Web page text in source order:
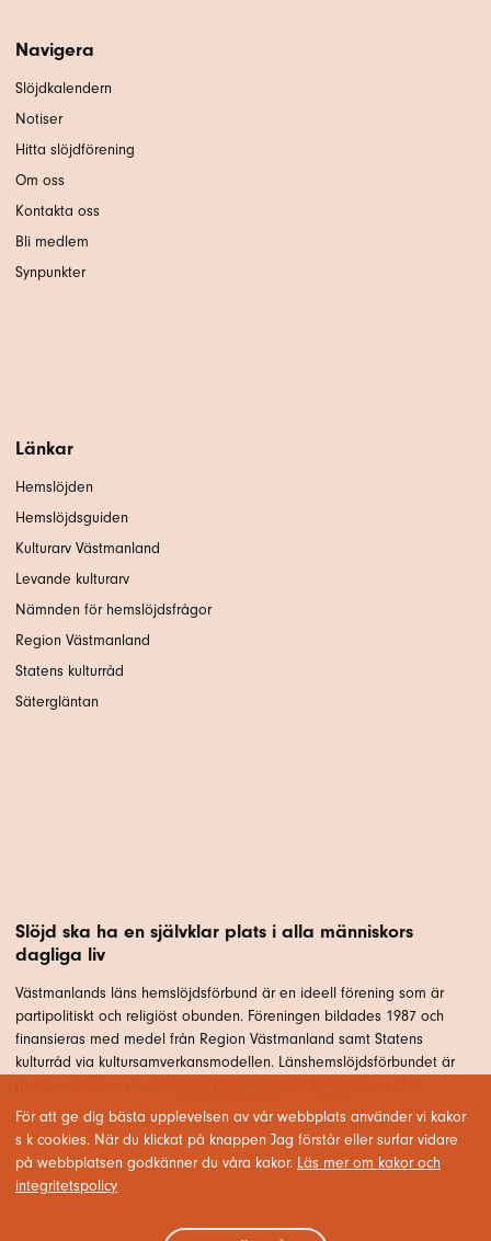
Navigera
Slöjdkalendern
Notiser
Hitta slöjdförening
Om oss
Kontakta oss
Bli medlem
Synpunkter
Länkar
Hemslöjden
Hemslöjdsguiden
Kulturarv Västmanland
Levande kulturarv
Nämnden för hemslöjdsfrågor
Region Västmanland
Statens kulturråd
Sätergläntan
Slöjd ska ha en självklar plats i alla människors
dagliga liv
Västmanlands läns hemslöjdsförbund är en ideell förening som är
partipolitiskt och religiöst obunden. Föreningen bildades 1987 och
finansieras med medel från Region Västmanland samt Statens
kulturråd via kultursamverkansmodellen. Länshemslöjdsförbundet är
För att ge dig bästa upplevelsen av vår webbplats använder vi kakor
s k cookies. När du klickat på knappen Jag förstår eller surfar vidare
på webbplatsen godkänner du våra kakor. Läs mer om kakor och
integritetspolicy